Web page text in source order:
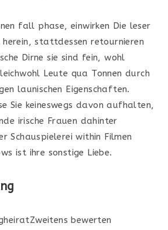
fall phase, einwirken Die leser
herein, stattdessen retournieren
Dirne sie sind fein, wohl
Leute qua Tonnen durch
launischen Eigenschaften.
Sie keineswegs davon aufhalten,
irische Frauen dahinter
Schauspielerei within Filmen
ist ihre sonstige Liebe.
Zweitens bewerten